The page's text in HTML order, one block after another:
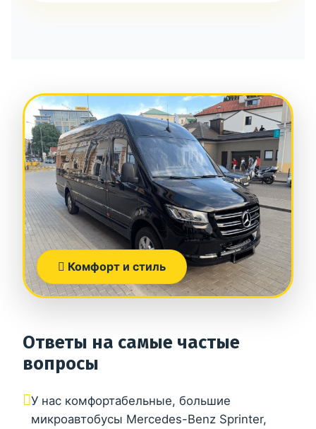
Комфорт и стиль
Ответы на самые частые
вопросы
У нас комфортабельные, большие
микроавтобусы Mercedes-Benz Sprinter,